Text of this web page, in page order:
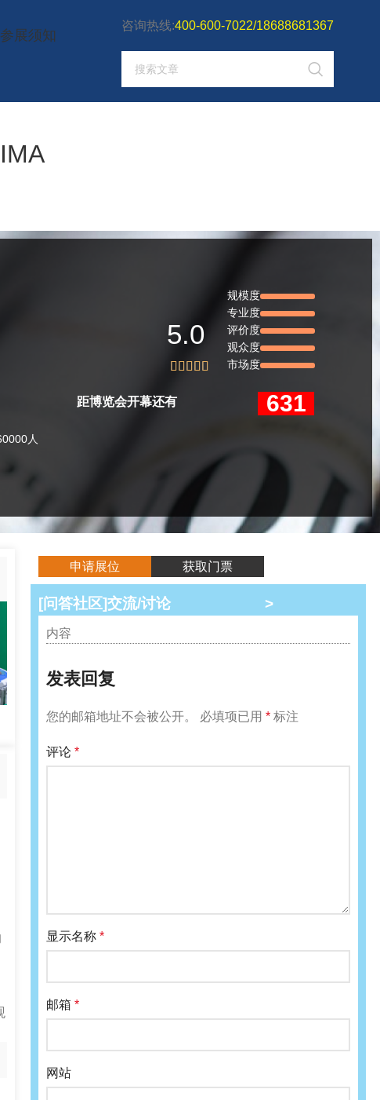
参展须知
咨询热线:400-600-7022/18688681367
人
5.0
    
规模度
专业度
评价度
观众度
市场度
距博览会开幕还有 631
申请展位 获取门票
[问答社区]交流/讨论>
内容
发表回复
您的邮箱地址不会被公开。 必填项已用 *标注
评论 *
显示名称 *
邮箱 *
网站